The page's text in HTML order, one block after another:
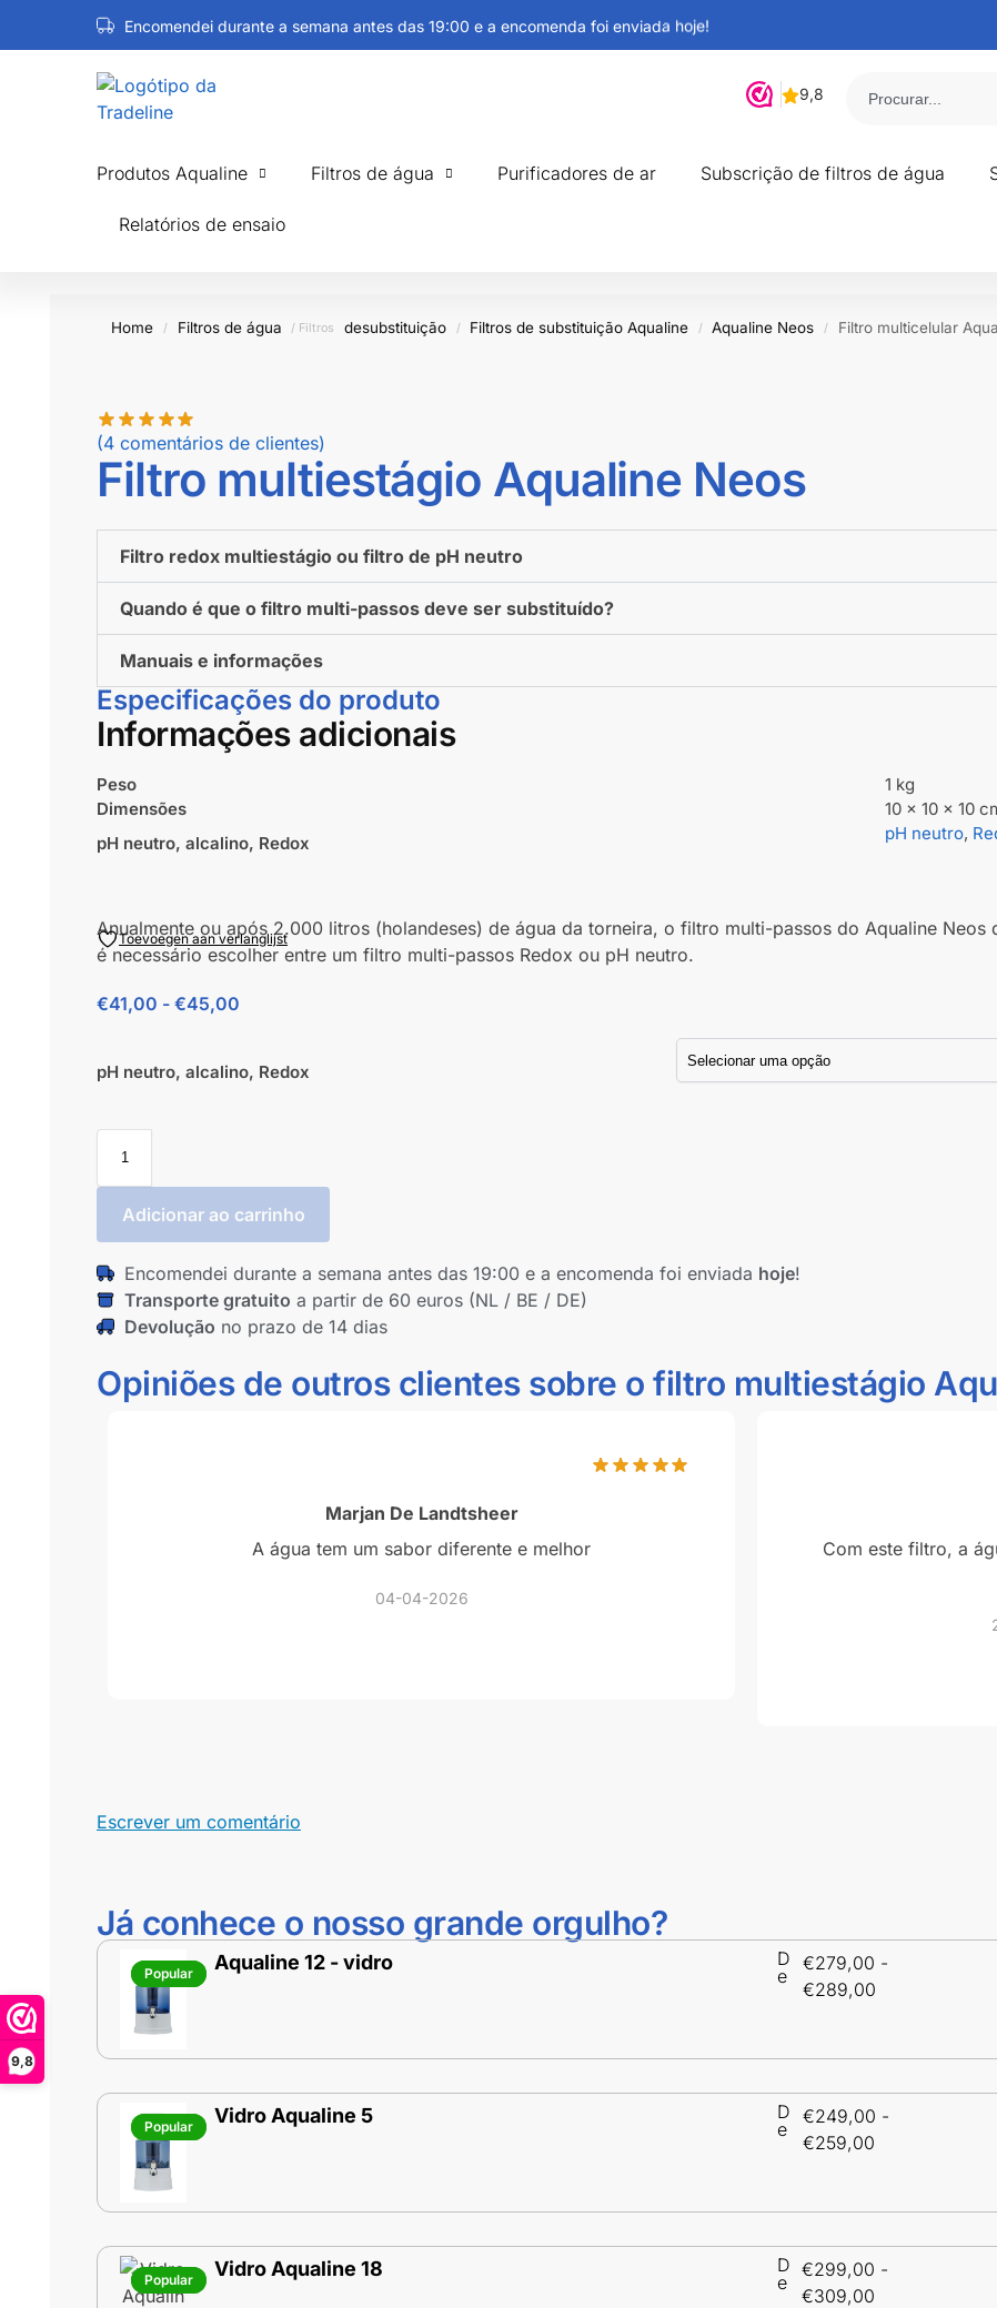
9,8
Encomendei durante a semana antes das 19:00 e a encomenda foi enviada hoje!
Transporte gratuito a partir de 60 euros (NL / BE / DE)
Produtos Aqualine Filtros de água Purificadores de ar Subscrição de filtros de água
Relatórios de ensaio
Home / Filtros de água / Filtros desubstituição / Filtros de substituição Aqualine / Aqualine Neos / Filtro multicelular
(4 comentários de clientes)
Filtro multiestágio Aqualine Neos
Filtro redox multiestágio ou filtro de pH neutro
Quando é que o filtro multi-passos deve ser substituído?
Manuais e informações
Especificações do produto
Informações adicionais
Peso
1 kg
Dimensões
10 × 10 × 10
pH neutro, alcalino, Redox
pH neutro,
Toevoegen aan verlanglijst
Anualmente ou após 2.000 litros (holandeses) de água da torneira, o filtro multi-passos do Aqualine Neos
é necessário escolher entre um filtro multi-passos Redox ou pH neutro.
€41,00 - €45,00
pH neutro, alcalino, Redox
Adicionar ao carrinho
Encomendei durante a semana antes das 19:00 e a encomenda foi enviada hoje!
Transporte gratuito a partir de 60 euros (NL / BE / DE)
Devolução no prazo de 14 dias
Opiniões de outros clientes sobre o filtro multiestágio
Marjan De Landtsheer
A água tem um sabor diferente e melhor
04-04-2026
Com este filtro, a
Escrever um comentário
Já conhece o nosso grande orgulho?
Popular
Popular Aqualine 12 - vidro
D
e
€279,00 -
€289,00
Popular
Popular Vidro Aqualine 5
D
e
€249,00 -
€259,00
Popular
Popular Vidro Aqualine 18
D
e
€299,00 -
€309,00